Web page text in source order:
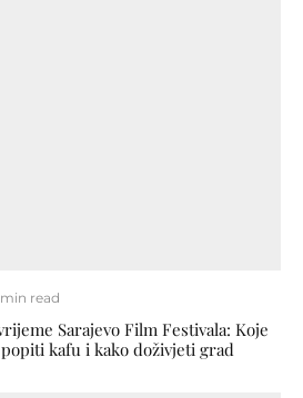
read
Sarajevo Film Festivala: Koje
kafu i kako doživjeti grad